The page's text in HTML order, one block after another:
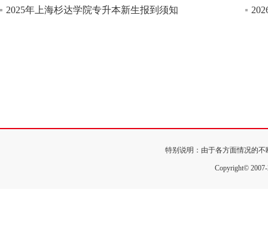
2025年上海杉达学院专升本新生报到须知
特别说明：由于各方面情况的
Copyright©